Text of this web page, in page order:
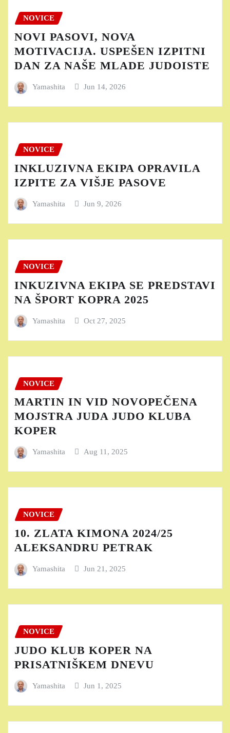
NOVICE
NOVI PASOVI, NOVA
MOTIVACIJA. USPEŠEN IZPITNI
DAN ZA NAŠE MLADE JUDOISTE
Yamashita Jun 14, 2026
NOVICE
INKLUZIVNA EKIPA OPRAVILA
IZPITE ZA VIŠJE PASOVE
Yamashita Jun 9, 2026
NOVICE
INKUZIVNA EKIPA SE PREDSTAVI
NA ŠPORT KOPRA 2025
Yamashita Oct 27, 2025
NOVICE
MARTIN IN VID NOVOPEČENA
MOJSTRA JUDA JUDO KLUBA
KOPER
Yamashita Aug 11, 2025
NOVICE
10. ZLATA KIMONA 2024/25
ALEKSANDRU PETRAK
Yamashita Jun 21, 2025
NOVICE
JUDO KLUB KOPER NA
PRISATNIŠKEM DNEVU
Yamashita Jun 1, 2025